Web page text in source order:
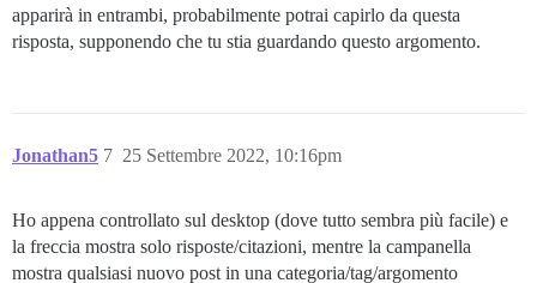
apparirà in entrambi, probabilmente potrai capirlo da questa
risposta, supponendo che tu stia guardando questo argomento.
Jonathan5 25 Settembre 2022, 10:16pm
7
Ho appena controllato sul desktop (dove tutto sembra più facile) e
la freccia mostra solo risposte/citazioni, mentre la campanella
mostra qualsiasi nuovo post in una categoria/tag/argomento